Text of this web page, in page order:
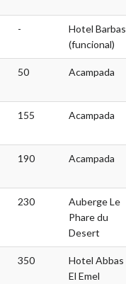
-
Hotel Barbas
(funcional)
50 Acampada
155 Acampada
190 Acampada
230
Auberge Le
Phare du
Desert
350
Hotel Abbas
El Emel